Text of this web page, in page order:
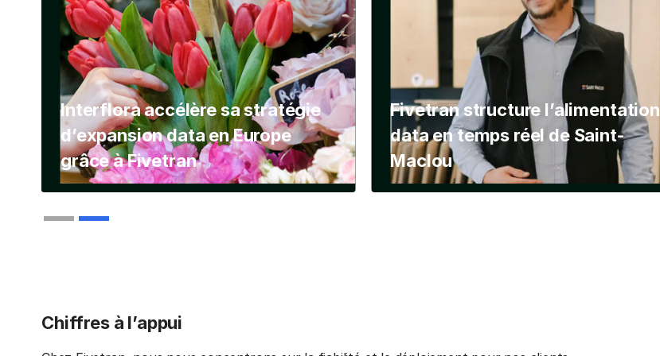
Interflora accélère sa stratégie
d’expansion data en Europe
grâce à Fivetran
Fivetran structure l’alimentation
data en temps réel de Saint-
Maclou
Chiffres à l’appui